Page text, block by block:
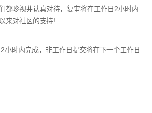
都珍视并认真对待，复审将在工作日2小时内
来对社区的支持!
小时内完成，非工作日提交将在下一个工作日